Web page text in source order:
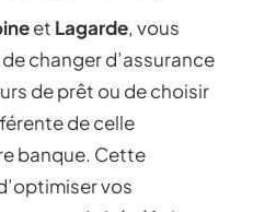
et Lagarde, vous
changer d’assurance
de prêt ou de choisir
de celle
banque. Cette
vos